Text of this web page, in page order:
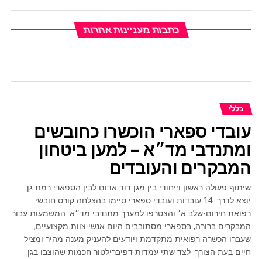
כתבות מעניינות אחרות
כללי
עובדי ספארי הוכשרו כחובשים
ומתנדבי מד״א – למען ביטחון
המבקרים והעובדים
שיתוף פעולה ראשון וייחודי בין מגן דוד אדום לבין הספארי רמת גן
יוצא לדרך: 14 עובדות ועובדי ספארי סיימו בהצלחה קורס חובשי
רפואת חירום-שלב א׳ והצטרפו למערך מתנדבי מד״א. המשמעות עבור
המבקרים ברורה, בספארי מסתובבים היום אנשי צוות מקצועיים,
שעברו הכשרה רפואית מתקדמת ויודעים להעניק מענה מהיר ומציל
חיים בעת הצורך. לצד שתי עמדות דפיברילטור חכמות שהוצבו בגן